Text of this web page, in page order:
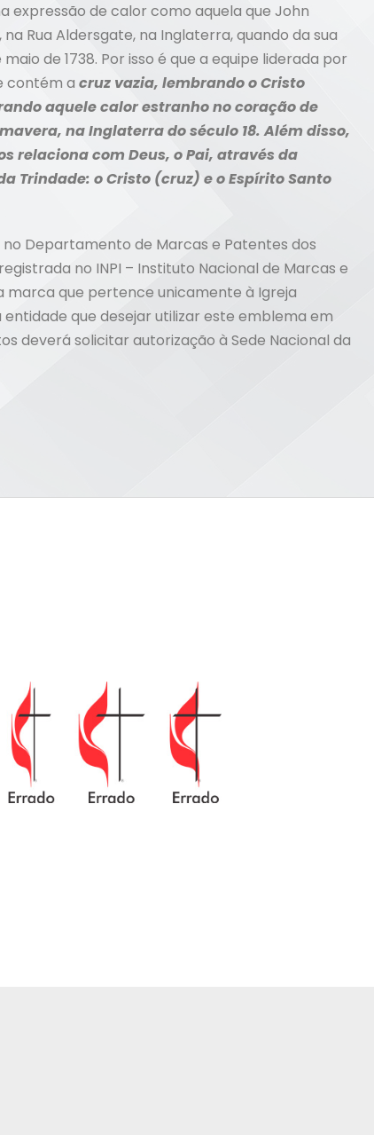
expressão de calor como aquela que John
Rua Aldersgate, na Inglaterra, quando da sua
de 1738. Por isso é que a equipe liderada por
contém a cruz vazia, lembrando o Cristo
aquele calor estranho no coração de
na Inglaterra do século 18. Além disso,
relaciona com Deus, o Pai, através da
Trindade: o Cristo (cruz) e o Espírito Santo
no Departamento de Marcas e Patentes dos
no INPI – Instituto Nacional de Marcas e
marca que pertence unicamente à Igreja
entidade que desejar utilizar este emblema em
deverá solicitar autorização à Sede Nacional da